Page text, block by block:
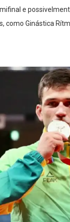
e
Ginástica